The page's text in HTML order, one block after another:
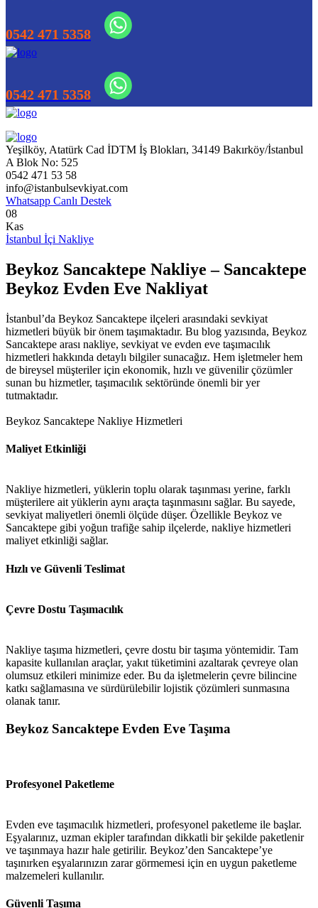
Yeşilköy, Atatürk Cad İDTM İş Blokları, 34149 Bakırköy/İstanbul
A Blok No: 525
0542 471 53 58
info@istanbulsevkiyat.com
Whatsapp Canlı Destek
08
Kas
İstanbul İçi Nakliye
Beykoz Sancaktepe Nakliye – Sancaktepe
Beykoz Evden Eve Nakliyat
İstanbul’da Beykoz Sancaktepe ilçeleri arasındaki sevkiyat
hizmetleri büyük bir önem taşımaktadır. Bu blog yazısında, Beykoz
Sancaktepe arası nakliye, sevkiyat ve evden eve taşımacılık
hizmetleri hakkında detaylı bilgiler sunacağız. Hem işletmeler hem
de bireysel müşteriler için ekonomik, hızlı ve güvenilir çözümler
sunan bu hizmetler, taşımacılık sektöründe önemli bir yer
tutmaktadır.
Beykoz Sancaktepe Nakliye Hizmetleri
Maliyet Etkinliği
Nakliye hizmetleri, yüklerin toplu olarak taşınması yerine, farklı
müşterilere ait yüklerin aynı araçta taşınmasını sağlar. Bu sayede,
sevkiyat maliyetleri önemli ölçüde düşer. Özellikle Beykoz ve
Sancaktepe gibi yoğun trafiğe sahip ilçelerde, nakliye hizmetleri
maliyet etkinliği sağlar.
Hızlı ve Güvenli Teslimat
Çevre Dostu Taşımacılık
Nakliye taşıma hizmetleri, çevre dostu bir taşıma yöntemidir. Tam
kapasite kullanılan araçlar, yakıt tüketimini azaltarak çevreye olan
olumsuz etkileri minimize eder. Bu da işletmelerin çevre bilincine
katkı sağlamasına ve sürdürülebilir lojistik çözümleri sunmasına
olanak tanır.
Beykoz Sancaktepe Evden Eve Taşıma
Profesyonel Paketleme
Evden eve taşımacılık hizmetleri, profesyonel paketleme ile başlar.
Eşyalarınız, uzman ekipler tarafından dikkatli bir şekilde paketlenir
ve taşınmaya hazır hale getirilir. Beykoz’den Sancaktepe’ye
taşınırken eşyalarınızın zarar görmemesi için en uygun paketleme
malzemeleri kullanılır.
Güvenli Taşıma